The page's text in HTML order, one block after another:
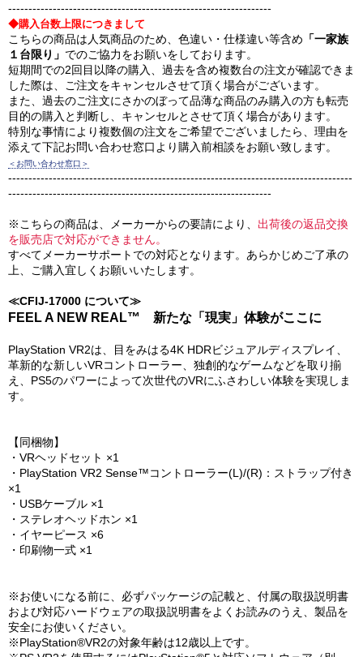
-----------------------------------------------------------------
◆購入台数上限につきまして
こちらの商品は人気商品のため、色違い・仕様違い等含め 「一家族
１台限り」 でのご協力をお願いをしております。
短期間での2回目以降の購入、過去を含め複数台の注文が確認できま
した際は、ご注文をキャンセルさせて頂く場合がございます。
また、過去のご注文にさかのぼって品薄な商品のみ購入の方も転売
目的の購入と判断し、キャンセルとさせて頂く場合があります。
特別な事情により複数個の注文をご希望でございましたら、理由を
添えて下記お問い合わせ窓口より購入前相談をお願い致します。
＜お問い合わせ窓口＞
-------------------------------------------------------------------------------------
-----------------------------------------------------------------
※こちらの商品は、メーカーからの要請により、 出荷後の返品交換
を販売店で対応ができません。
すべてメーカーサポートでの対応となります。あらかじめご了承の
上、ご購入宜しくお願いいたします。
≪CFIJ-17000 について≫
FEEL A NEW REAL™ 新たな「現実」体験がここに
PlayStation VR2は、目をみはる4K HDRビジュアルディスプレイ、
革新的な新しいVRコントローラー、独創的なゲームなどを取り揃
え、PS5のパワーによって次世代のVRにふさわしい体験を実現しま
す。
【同梱物】
・VRヘッドセット ×1
・PlayStation VR2 Sense™コントローラー(L)/(R)：ストラップ付き
×1
・USBケーブル ×1
・ステレオヘッドホン ×1
・イヤーピース ×6
・印刷物一式 ×1
※お使いになる前に、必ずパッケージの記載と、付属の取扱説明書
および対応ハードウェアの取扱説明書をよくお読みのうえ、製品を
安全にお使いください。
※PlayStation®VR2の対象年齢は12歳以上です。